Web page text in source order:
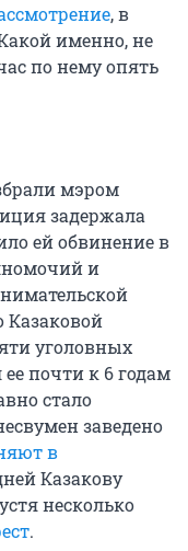
, в
именно, не
по нему опять
мэром
задержала
ей обвинение в
и
Казаковой
уголовных
почти к 6 годам
стало
заведено
в
Казакову
несколько
.